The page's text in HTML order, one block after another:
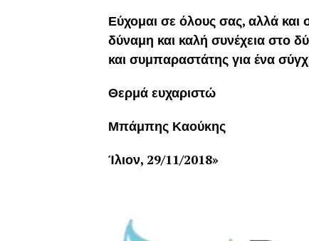
Εύχομαι σε όλους σας, αλλά και
δύναμη και καλή συνέχεια στο
και συμπαραστάτης για ένα
Θερμά ευχαριστώ
Μπάμπης Καούκης
Ίλιον, 29/11/2018»